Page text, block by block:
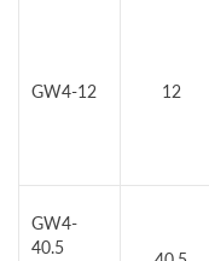
GW4-12 12
GW4-
40.5